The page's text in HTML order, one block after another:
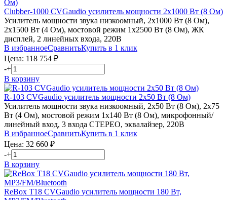
Clubber-1000 CVGaudio усилитель мощности 2х1000 Вт (8 Ом)
Усилитель мощности звука низкоомный, 2х1000 Вт (8 Ом),
2х1500 Вт (4 Ом), мостовой режим 1х2500 Вт (8 Ом), ЖК
дисплей, 2 линейных входа, 220В
В избранноеСравнитьКупить в 1 клик
Цена: 118 754 ₽
-+
В корзину
R-103 CVGaudio усилитель мощности 2х50 Вт (8 Ом)
Усилитель мощности звука низкоомный, 2х50 Вт (8 Ом), 2х75
Вт (4 Ом), мостовой режим 1х140 Вт (8 Ом), микрофонный/
линейный вход, 3 входа СТЕРЕО, эквалайзер, 220В
В избранноеСравнитьКупить в 1 клик
Цена: 32 660 ₽
-+
В корзину
ReBox T18 CVGaudio усилитель мощности 180 Вт,